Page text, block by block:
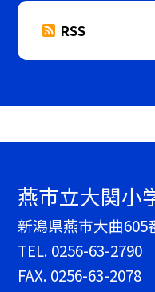
RSS
燕市立大関小
新潟県燕市大曲605
TEL. 0256-63-2790
FAX. 0256-63-2078